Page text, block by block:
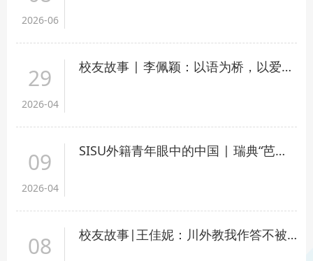
2026-06
29
2026-04
校友故事 | 李佩颖：以语为桥，以爱为家 ，跨越山海书写奋斗故事
09
2026-04
SISU外籍青年眼中的中国 | 瑞典“芭比”麦珀：“来到中国，我真的很幸运”
08 校友故事|王佳妮：川外教我作答不被定义的人生考卷